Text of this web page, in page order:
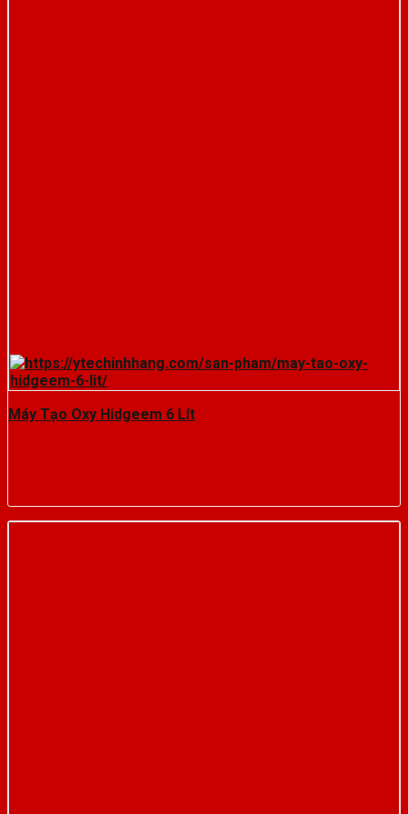
Máy Tạo Oxy Hidgeem 6 Lít